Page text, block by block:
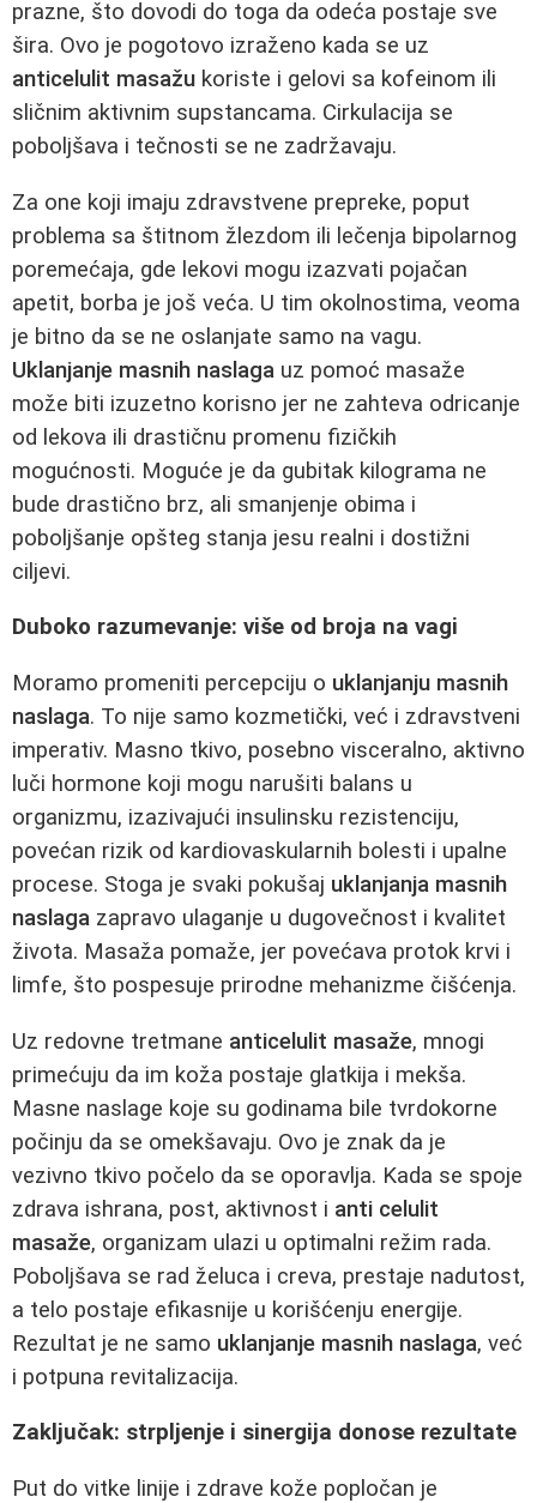
prazne, što dovodi do toga da odeća postaje sve
šira. Ovo je pogotovo izraženo kada se uz
anticelulit masažu koriste i gelovi sa kofeinom ili
sličnim aktivnim supstancama. Cirkulacija se
poboljšava i tečnosti se ne zadržavaju.
Za one koji imaju zdravstvene prepreke, poput
problema sa štitnom žlezdom ili lečenja bipolarnog
poremećaja, gde lekovi mogu izazvati pojačan
apetit, borba je još veća. U tim okolnostima, veoma
je bitno da se ne oslanjate samo na vagu.
Uklanjanje masnih naslaga uz pomoć masaže
može biti izuzetno korisno jer ne zahteva odricanje
od lekova ili drastičnu promenu fizičkih
mogućnosti. Moguće je da gubitak kilograma ne
bude drastično brz, ali smanjenje obima i
poboljšanje opšteg stanja jesu realni i dostižni
ciljevi.
Duboko razumevanje: više od broja na vagi
Moramo promeniti percepciju o uklanjanju masnih
naslaga. To nije samo kozmetički, već i zdravstveni
imperativ. Masno tkivo, posebno visceralno, aktivno
luči hormone koji mogu narušiti balans u
organizmu, izazivajući insulinsku rezistenciju,
povećan rizik od kardiovaskularnih bolesti i upalne
procese. Stoga je svaki pokušaj uklanjanja masnih
naslaga zapravo ulaganje u dugovečnost i kvalitet
života. Masaža pomaže, jer povećava protok krvi i
limfe, što pospesuje prirodne mehanizme čišćenja.
Uz redovne tretmane anticelulit masaže, mnogi
primećuju da im koža postaje glatkija i mekša.
Masne naslage koje su godinama bile tvrdokorne
počinju da se omekšavaju. Ovo je znak da je
vezivno tkivo počelo da se oporavlja. Kada se spoje
zdrava ishrana, post, aktivnost i anti celulit
masaže, organizam ulazi u optimalni režim rada.
Poboljšava se rad želuca i creva, prestaje nadutost,
a telo postaje efikasnije u korišćenju energije.
Rezultat je ne samo uklanjanje masnih naslaga, već
i potpuna revitalizacija.
Zaključak: strpljenje i sinergija donose rezultate
Put do vitke linije i zdrave kože popločan je